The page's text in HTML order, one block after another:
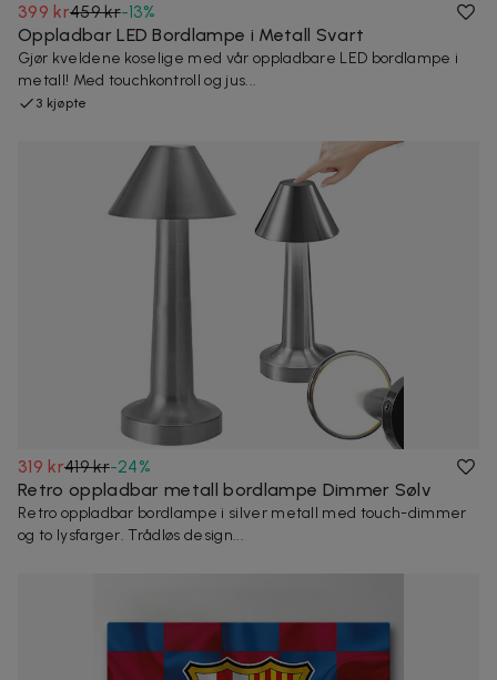
399 kr459 kr-13%
Oppladbar LED Bordlampe i Metall Svart
Gjør kveldene koselige med vår oppladbare LED bordlampe i
metall! Med touchkontroll og jus...
3 kjøpte
319 kr419 kr-24%
Retro oppladbar metall bordlampe Dimmer Sølv
Retro oppladbar bordlampe i silver metall med touch-dimmer
og to lysfarger. Trådløs design...